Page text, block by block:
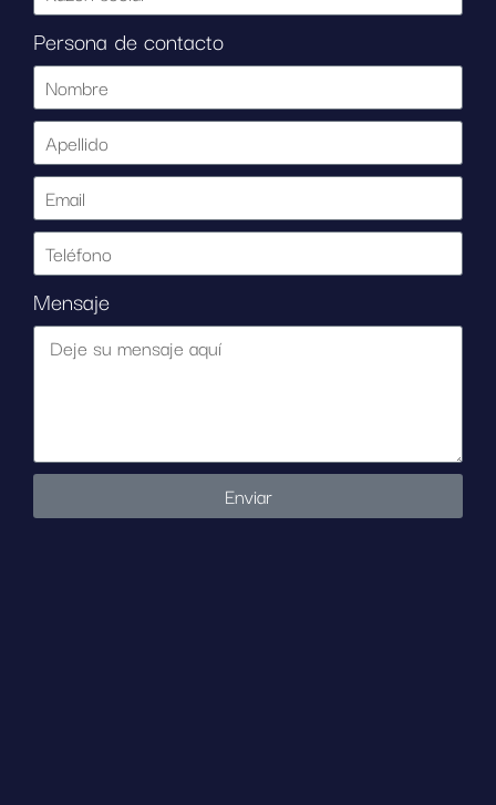
Persona de contacto
Mensaje
Enviar